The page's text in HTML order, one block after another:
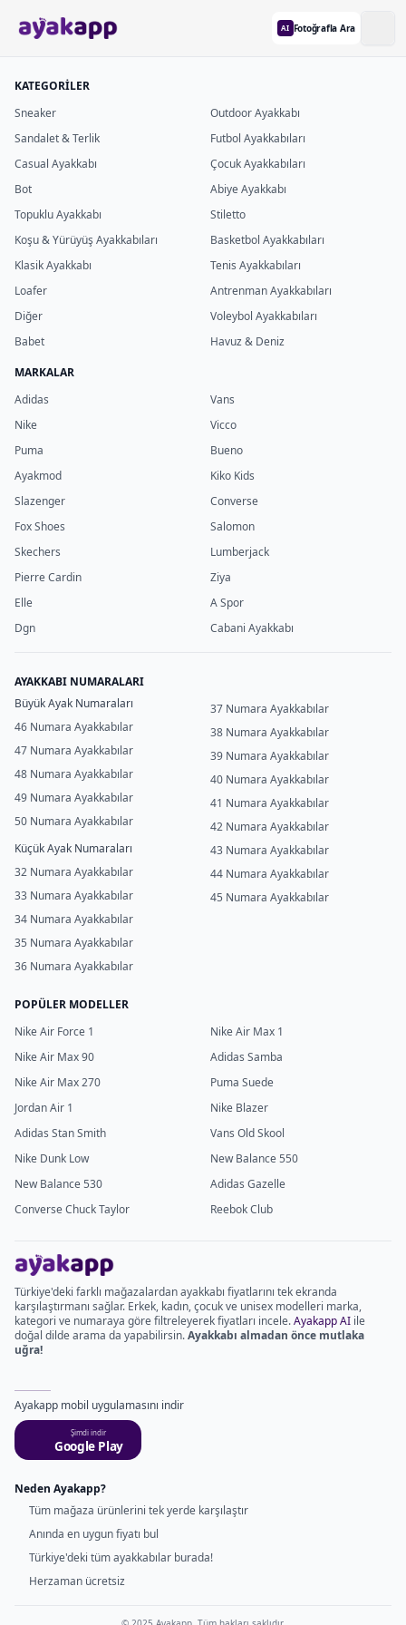
AI Fotoğrafla Ara
KATEGORİLER
Sneaker
Sandalet & Terlik
Casual Ayakkabı
Bot
Topuklu Ayakkabı
Koşu & Yürüyüş Ayakkabıları
Klasik Ayakkabı
Loafer
Diğer
Babet
Outdoor Ayakkabı
Futbol Ayakkabıları
Çocuk Ayakkabıları
Abiye Ayakkabı
Stiletto
Basketbol Ayakkabıları
Tenis Ayakkabıları
Antrenman Ayakkabıları
Voleybol Ayakkabıları
Havuz & Deniz
MARKALAR
Adidas
Nike
Puma
Ayakmod
Slazenger
Fox Shoes
Skechers
Pierre Cardin
Elle
Dgn
Vans
Vicco
Bueno
Kiko Kids
Converse
Salomon
Lumberjack
Ziya
A Spor
Cabani Ayakkabı
AYAKKABI NUMARALARI
Büyük Ayak Numaraları
46 Numara Ayakkabılar
47 Numara Ayakkabılar
48 Numara Ayakkabılar
49 Numara Ayakkabılar
50 Numara Ayakkabılar
Küçük Ayak Numaraları
32 Numara Ayakkabılar
33 Numara Ayakkabılar
34 Numara Ayakkabılar
35 Numara Ayakkabılar
36 Numara Ayakkabılar
37 Numara Ayakkabılar
38 Numara Ayakkabılar
39 Numara Ayakkabılar
40 Numara Ayakkabılar
41 Numara Ayakkabılar
42 Numara Ayakkabılar
43 Numara Ayakkabılar
44 Numara Ayakkabılar
45 Numara Ayakkabılar
POPÜLER MODELLER
Nike Air Force 1
Nike Air Max 90
Nike Air Max 270
Jordan Air 1
Adidas Stan Smith
Nike Dunk Low
New Balance 530
Converse Chuck Taylor
Nike Air Max 1
Adidas Samba
Puma Suede
Nike Blazer
Vans Old Skool
New Balance 550
Adidas Gazelle
Reebok Club
Türkiye'deki farklı mağazalardan ayakkabı fiyatlarını tek ekranda
karşılaştırmanı sağlar. Erkek, kadın, çocuk ve unisex modelleri marka,
kategori ve numaraya göre filtreleyerek fiyatları incele.Ayakapp AI ile
doğal dilde arama da yapabilirsin.Ayakkabı almadan önce mutlaka
uğra!
Ayakapp mobil uygulamasını indir
Şimdi indir
Google Play
Neden Ayakapp?
Tüm mağaza ürünlerini tek yerde karşılaştır
Anında en uygun fiyatı bul
Türkiye'deki tüm ayakkabılar burada!
Herzaman ücretsiz